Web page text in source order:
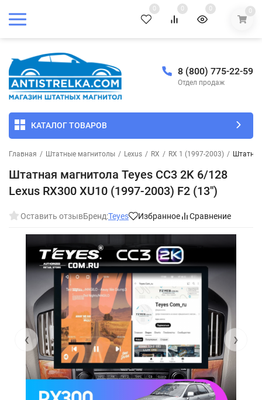
0 0 0 0
8 (800) 775-22-59
Отдел продаж
КАТАЛОГ ТОВАРОВ
Главная / Штатные магнитолы / Lexus / RX / RX 1 (1997-2003) /
Штатная магнитола Teyes CC3 2K 6/128
Lexus RX300 XU10 (1997-2003) F2 (13")
Оставить отзывБренд:Teyes Избранное Сравнение
‹ ›